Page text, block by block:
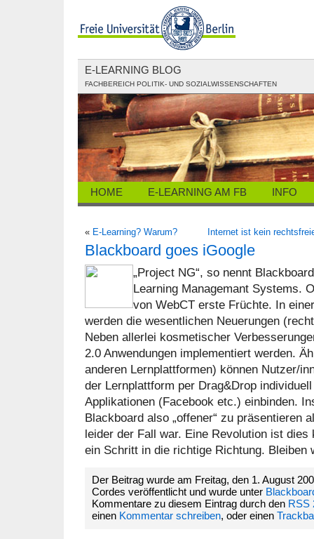
E-LEARNING BLOG
FACHBEREICH POLITIK- UND SOZIALWISSENSCHAFTEN
HOME E-LEARNING AM FB INFO
« E-Learning? Warum? Internet ist kein
Blackboard goes iGoogle
„Project NG“, so nennt
Learning Managemant Systems.
von WebCT erste Früchte. In
werden die wesentlichen Neuerungen
Neben allerlei kosmetischer
2.0 Anwendungen implementiert werden.
anderen Lernplattformen) können Nutzer/
der Lernplattform per Drag&Drop
Applikationen (Facebook etc.) einbinden.
Blackboard also „offener“ zu präsentieren
leider der Fall war. Eine Revolution ist
ein Schritt in die richtige Richtung.
Der Beitrag wurde am Freitag, den 1. August
Cordes veröffentlicht und wurde unter
Kommentare zu diesem Eintrag durch den RSS
einen Kommentar schreiben, oder einen